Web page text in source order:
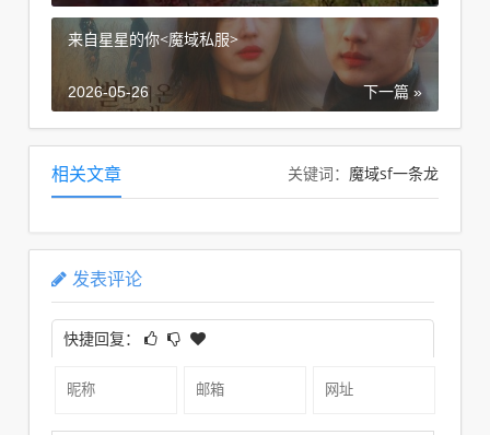
来自星星的你<魔域私服>
下一篇 »
2026-05-26
相关文章 关键词： 魔域sf一条龙
发表评论
快捷回复：